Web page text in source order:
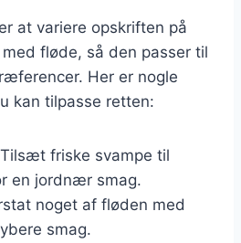
at variere opskriften på
fløde, så den passer til
Her er nogle
kan tilpasse retten:
friske svampe til
en jordnær smag.
noget af fløden med
smag.